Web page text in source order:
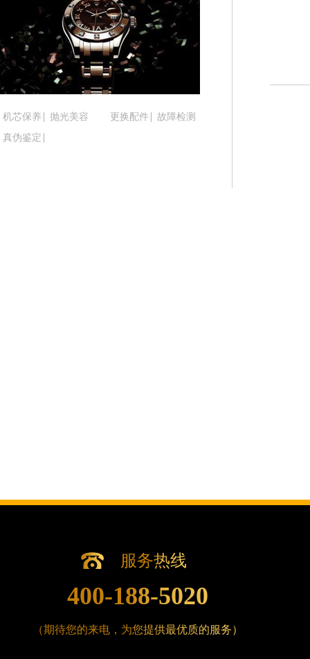
吉林省吉林市船营区河南街腕表时光售后服务中心
吉林省辽源市龙山区人民大街腕表时光售后服务中
吉林省梅河口市新华街道梅河大街腕表时光售后服
吉林省四平市铁东区紫气大路与南九经街交汇处
吉林省松原市宁江区五环大街腕表时光售后服务中
吉林省延边市延吉市解放路腕表时光售后服务中心
内蒙古自治区呼伦贝尔市海拉尔区中央街腕表时
内蒙古自治区通辽市科尔沁区明仁大街腕表时光
内蒙古自治区乌海市海勃湾区人民南路腕表时光
内蒙古自治区乌兰察布市集宁区恩和大街腕表时光
机芯保养 抛光美容 更换配件
故障检测
真伪鉴定
服务热线
400-188-5020
（期待您的来电，为您提供最优质的服务）